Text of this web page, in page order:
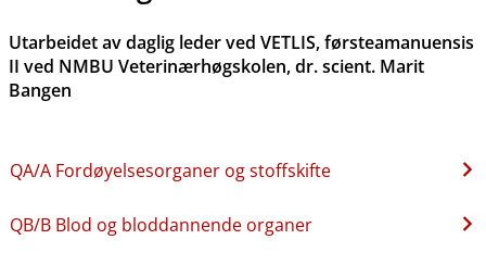
Utarbeidet av daglig leder ved VETLIS, førsteamanuensis
II ved NMBU Veterinærhøgskolen, dr. scient. Marit
Bangen
QA​/​A Fordøyelsesorganer og stoffskifte
QB​/​B Blod og bloddannende organer